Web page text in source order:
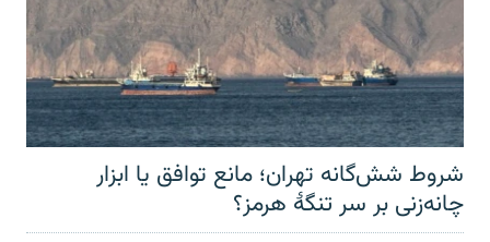
شروط شش‌گانه تهران؛ مانع توافق یا ابزار
چانه‌زنی بر سر تنگهٔ هرمز؟